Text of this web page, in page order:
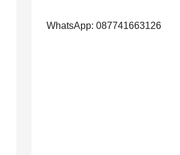
WhatsApp: 087741663126